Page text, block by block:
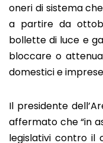
oneri di sistema
a partire da
bollette di luce e
bloccare o
domestici e
Il presidente
affermato che “in
legislativi contro il